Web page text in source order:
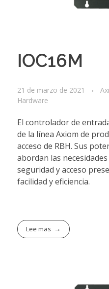
IOC16M
21 de marzo de 2021
Hardware
El controlador de
de la línea Axiom de
acceso de RBH. Sus
abordan las
seguridad y acceso
facilidad y eficiencia.
Lee mas